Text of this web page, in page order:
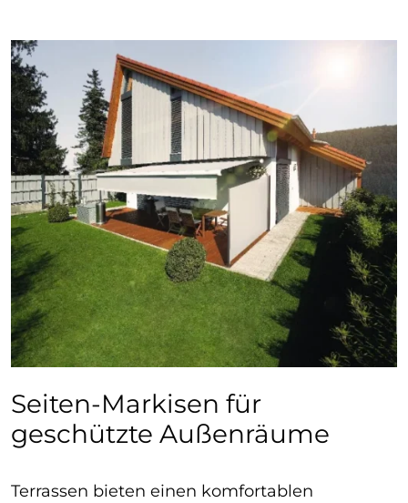
Seiten-Markisen für
geschützte Außenräume
Terrassen bieten einen komfortablen